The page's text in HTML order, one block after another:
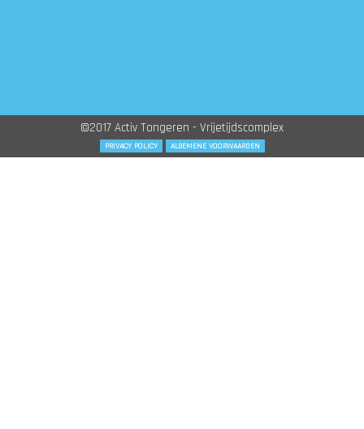
©2017 Activ Tongeren - Vrijetijdscomplex
PRIVACY POLICY ALGEMENE VOORWAARDEN